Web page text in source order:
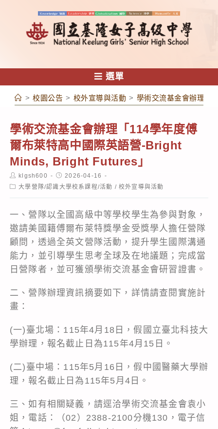
容
選單
> 校園公告 > 校外宣導與活動 > 學術交流基金會辦理「
學術交流基金會辦理「114學年度傅
爾布萊特高中國際英語營-Bright
Minds, Bright Futures」
Post
author:
klgsh600
Post
published:
2026-04-16
Post大學營隊/認識大學校系課程/活動 / 校外宣導與活動
一、營隊以全國高級中等學校學生為參與對象，
邀請美國籍傅爾布萊特獎學金受獎學人擔任營隊
顧問，透過全英文營隊活動，提升學生國際溝通
能力，並引導學生思考全球及在地議題；完成當
日營隊者，並可獲頒學術交流基金會研習證書。
二、營隊辦理資訊摘要如下，詳情請查閱實施計
畫：
(一)臺北場：115年4月18日，假國立臺北科技大
學辦理，報名截止日為115年4月15日。
(二)臺中場：115年5月16日，假中國醫藥大學辦
理，報名截止日為115年5月4日。
三、如有相關疑義，請逕洽學術交流基金會袁小
姐，電話：（02）2388-2100分機130，電子信